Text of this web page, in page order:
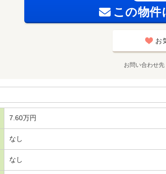
この物件
お
お問い合わせ先
7.60万円
なし
なし